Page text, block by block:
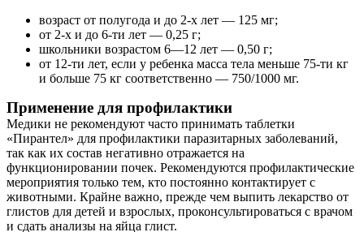
возраст от полугода и до 2-х лет — 125 мг;
от 2-х и до 6-ти лет — 0,25 г;
школьники возрастом 6—12 лет — 0,50 г;
от 12-ти лет, если у ребенка масса тела меньше 75-ти кг
и больше 75 кг соответственно — 750/1000 мг.
Применение для профилактики
Медики не рекомендуют часто принимать таблетки
«Пирантел» для профилактики паразитарных заболеваний,
так как их состав негативно отражается на
функционировании почек. Рекомендуются профилактические
мероприятия только тем, кто постоянно контактирует с
животными. Крайне важно, прежде чем выпить лекарство от
глистов для детей и взрослых, проконсультироваться с врачом
и сдать анализы на яйца глист.